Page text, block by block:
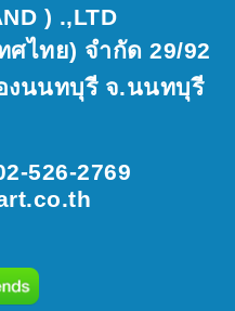
) .,LTD
ศไทย) จำกัด 29/92
งนนทบุรี จ.นนทบุรี
526-2769